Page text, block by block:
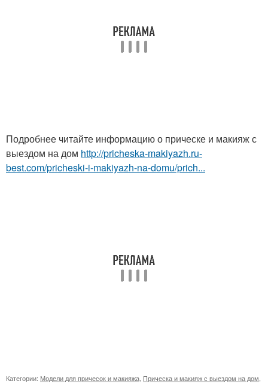
Подробнее читайте информацию о прическе и макияж с
выездом на дом http://pricheska-makiyazh.ru-
best.com/pricheski-i-makiyazh-na-domu/prich...
Категории: Модели для причесок и макияжа Прическа и макияж с выездом на дом